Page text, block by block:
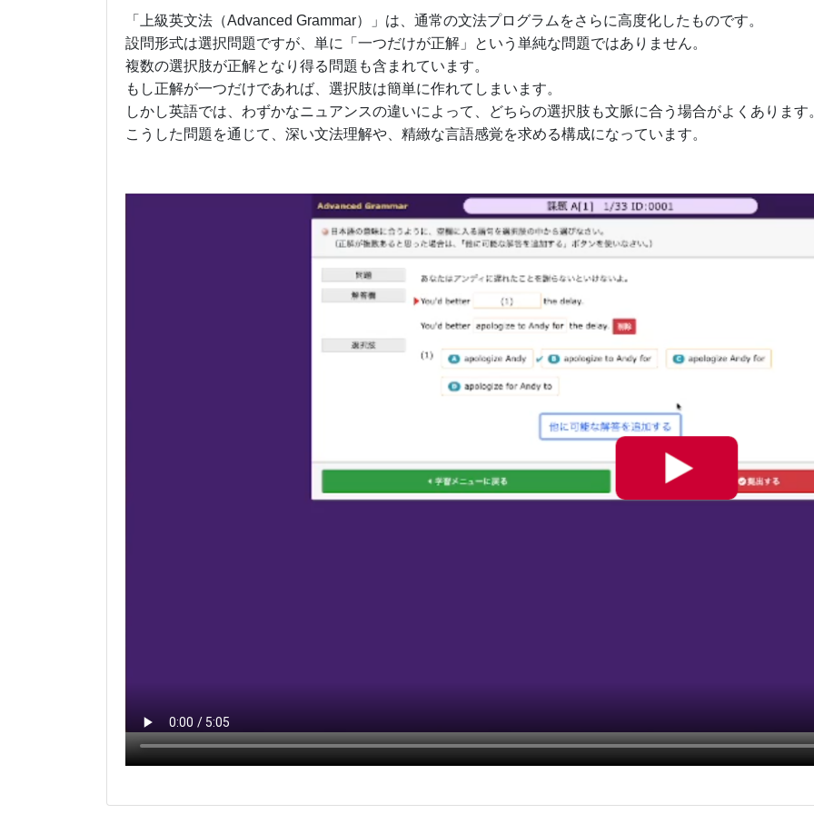
「上級英文法（Advanced Grammar）」は、通常の文法プログラムをさらに高度化したものです。
設問形式は選択問題ですが、単に「一つだけが正解」という単純な問題ではありません。
複数の選択肢が正解となり得る問題も含まれています。
もし正解が一つだけであれば、選択肢は簡単に作れてしまいます。
しかし英語では、わずかなニュアンスの違いによって、どちらの選択肢も文脈に合う場合がよくあります
こうした問題を通じて、深い文法理解や、精緻な言語感覚を求める構成になっています。